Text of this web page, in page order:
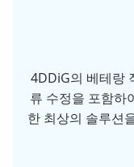
4DDiG의 베테랑
류 수정을 포함하
한 최상의 솔루션